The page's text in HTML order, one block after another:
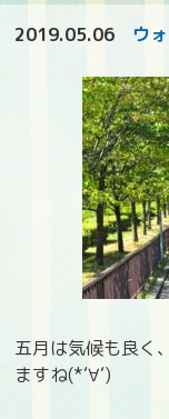
2019.05.06 ウ
五月は気候も良く
ますね(*‘∀‘)